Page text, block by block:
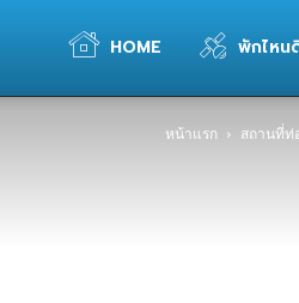
WELOVETOGO
HOME พักไหน
หน้าแรก สถานที่ท่